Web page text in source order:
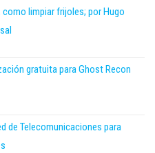
limpiar frijoles; por Hugo
gratuita para Ghost Recon
de Telecomunicaciones para